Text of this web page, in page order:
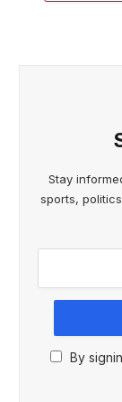
Stay
sports,
By